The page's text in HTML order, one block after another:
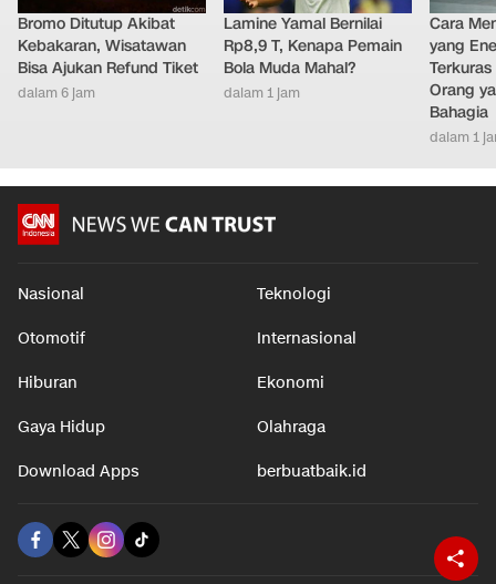
Bromo Ditutup Akibat
Kebakaran, Wisatawan
Bisa Ajukan Refund Tiket
dalam 6 jam
Lamine Yamal Bernilai
Rp8,9 T, Kenapa Pemain
Bola Muda Mahal?
dalam 1 jam
Cara
yang
Orang
Bahagia
dalam 1
Nasional Teknologi
Otomotif Internasional
Hiburan Ekonomi
Gaya Hidup Olahraga
Download Apps berbuatbaik.id